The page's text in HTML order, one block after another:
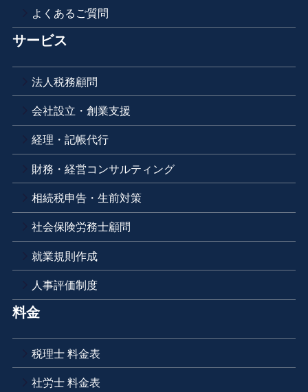
よくあるご質問
サービス
法人税務顧問
会社設立・創業支援
経理・記帳代行
財務・経営コンサルティング
相続税申告・生前対策
社会保険労務士顧問
就業規則作成
人事評価制度
料金
税理士 料金表
社労士 料金表